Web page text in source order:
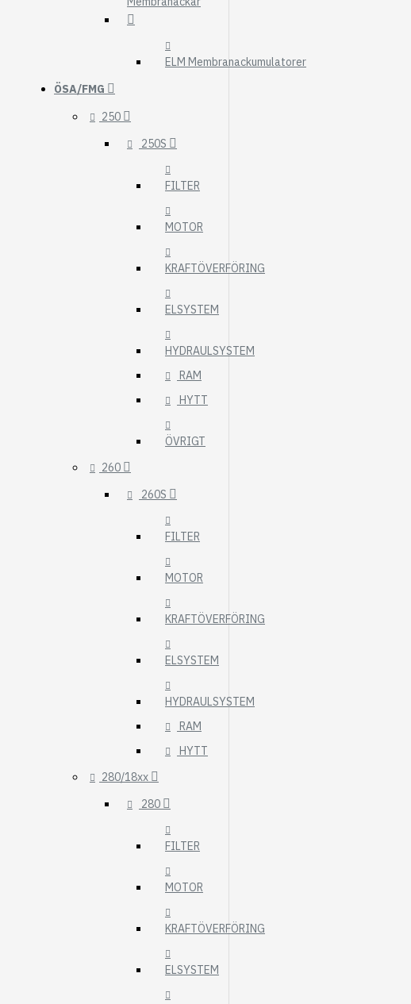
ELM Membranackumulatorer
ÖSA/FMG
250
250S
FILTER
MOTOR
KRAFTÖVERFÖRING
ELSYSTEM
HYDRAULSYSTEM
RAM
HYTT
ÖVRIGT
260
260S
FILTER
MOTOR
KRAFTÖVERFÖRING
ELSYSTEM
HYDRAULSYSTEM
RAM
HYTT
280/18xx
280
FILTER
MOTOR
KRAFTÖVERFÖRING
ELSYSTEM